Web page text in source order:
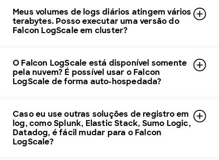
Meus volumes de logs diários atingem vários
terabytes. Posso executar uma versão do
Falcon LogScale em cluster?
O Falcon LogScale está disponível somente
pela nuvem? É possível usar o Falcon
LogScale de forma auto-hospedada?
Caso eu use outras soluções de registro em
log, como Splunk, Elastic Stack, Sumo Logic,
Datadog, é fácil mudar para o Falcon
LogScale?